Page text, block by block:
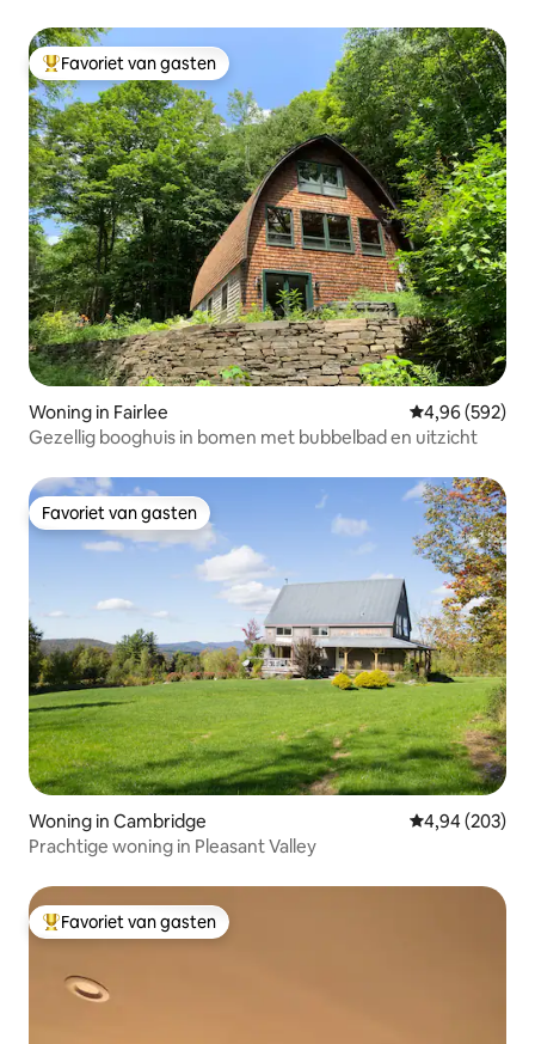
Topfavoriet van gasten
Favoriet van gasten
Woning in Fairlee Gemiddelde
4,96 (592)
Gezellig booghuis in bomen met bubbelbad en uitzicht
Favoriet van gasten
Favoriet van gasten
Woning in Cambridge Gemiddelde
4,94 (203)
Prachtige woning in Pleasant Valley
Topfavoriet van gasten
Favoriet van gasten